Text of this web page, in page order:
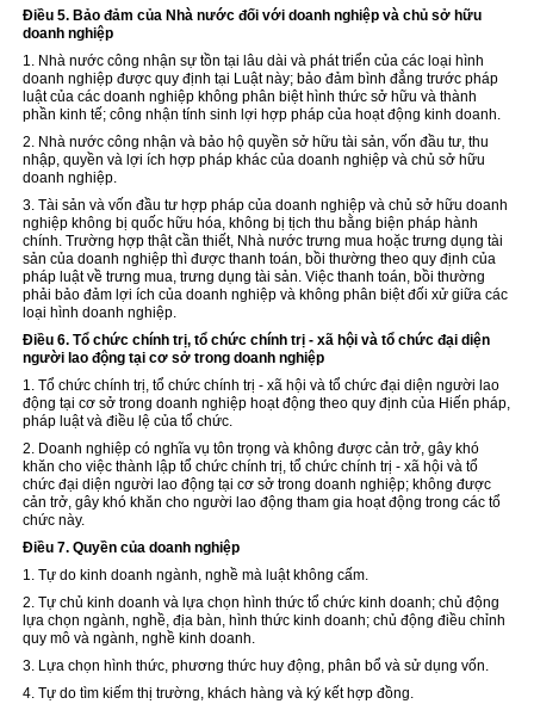
Điều 5. Bảo đảm của Nhà nước đối với doanh nghiệp và chủ sở hữu
doanh nghiệp
1. Nhà nước công nhận sự tồn tại lâu dài và phát triển của các loại hình
doanh nghiệp được quy định tại Luật này; bảo đảm bình đẳng trước pháp
luật của các doanh nghiệp không phân biệt hình thức sở hữu và thành
phần kinh tế; công nhận tính sinh lợi hợp pháp của hoạt động kinh doanh.
2. Nhà nước công nhận và bảo hộ quyền sở hữu tài sản, vốn đầu tư, thu
nhập, quyền và lợi ích hợp pháp khác của doanh nghiệp và chủ sở hữu
doanh nghiệp.
3. Tài sản và vốn đầu tư hợp pháp của doanh nghiệp và chủ sở hữu doanh
nghiệp không bị quốc hữu hóa, không bị tịch thu bằng biện pháp hành
chính. Trường hợp thật cần thiết, Nhà nước trưng mua hoặc trưng dụng tài
sản của doanh nghiệp thì được thanh toán, bồi thường theo quy định của
pháp luật về trưng mua, trưng dụng tài sản. Việc thanh toán, bồi thường
phải bảo đảm lợi ích của doanh nghiệp và không phân biệt đối xử giữa các
loại hình doanh nghiệp.
Điều 6. Tổ chức chính trị, tổ chức chính trị - xã hội và tổ chức đại diện
người lao động tại cơ sở trong doanh nghiệp
1. Tổ chức chính trị, tổ chức chính trị - xã hội và tổ chức đại diện người lao
động tại cơ sởtrong doanh nghiệp hoạt động theo quy định của Hiến pháp,
pháp luật và điều lệ của tổ chức.
2. Doanh nghiệp có nghĩa vụ tôn trọng và không được cản trở, gây khó
khăn cho việc thành lập tổ chức chính trị, tổ chức chính trị - xã hội và tổ
chức đại diện người lao động tại cơ sở trong doanh nghiệp; không được
cản trở, gây khó khăn cho người lao động tham gia hoạt động trong cáctổ
chức này.
Điều 7. Quyền của doanh nghiệp
1. Tự do kinh doanh ngành, nghề mà luật không cấm.
2. Tự chủ kinh doanh và lựa chọn hình thức tổ chức kinh doanh; chủ động
lựa chọn ngành, nghề, địa bàn, hình thức kinh doanh; chủ độngđiều chỉnh
quy mô và ngành, nghề kinh doanh.
3. Lựa chọn hình thức, phương thức huy động, phân bổ và sử dụng vốn.
4. Tự do tìm kiếm thị trường, khách hàng và ký kết hợp đồng.